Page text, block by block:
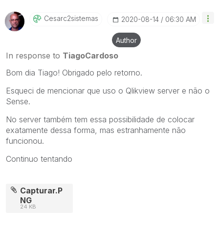
Cesarc2sistemas ‎2020-08-14 06:30 AM
Author
In response to TiagoCardoso
Bom dia Tiago! Obrigado pelo retorno.
Esqueci de mencionar que uso o Qlikview server e não o
Sense.
No server também tem essa possibilidade de colocar
exatamente dessa forma, mas estranhamente não
funcionou.
Continuo tentando
Capturar.P
NG
24 KB